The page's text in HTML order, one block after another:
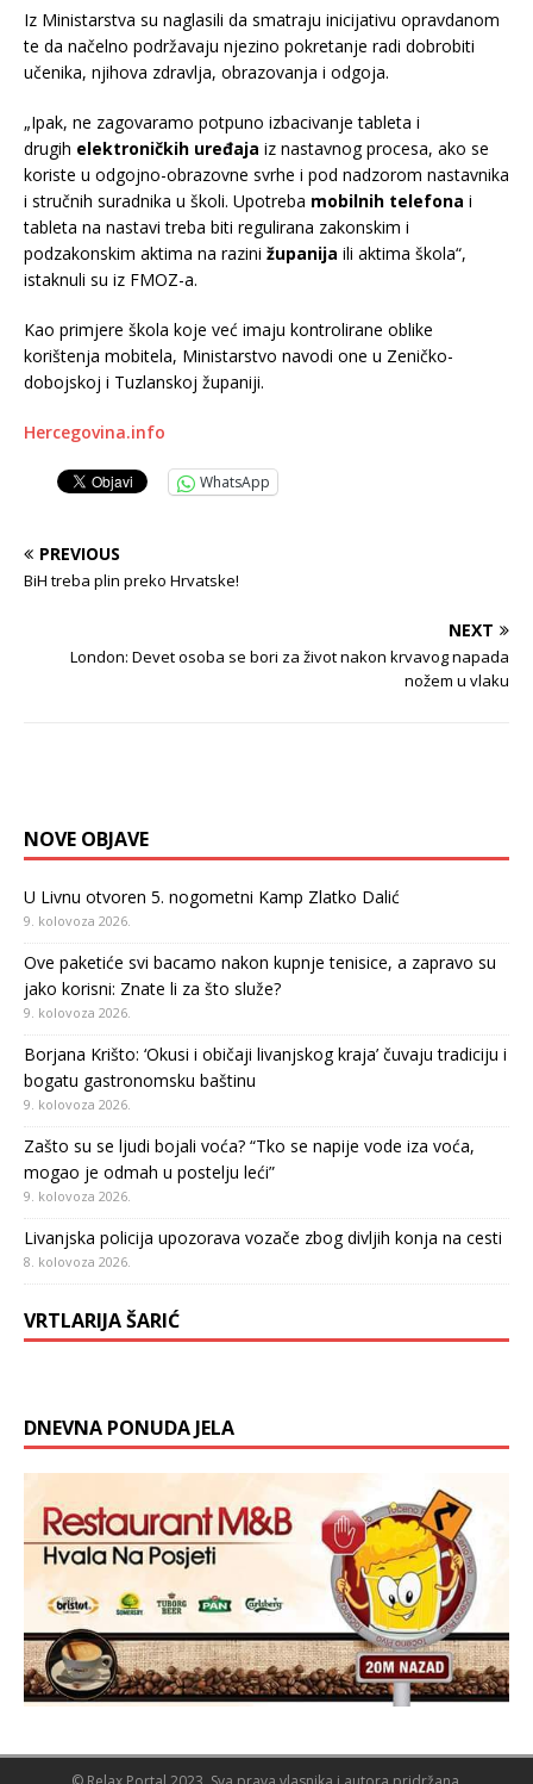
Iz Ministarstva su naglasili da smatraju inicijativu opravdanom
te da načelno podržavaju njezino pokretanje radi dobrobiti
učenika, njihova zdravlja, obrazovanja i odgoja.
„Ipak, ne zagovaramo potpuno izbacivanje tableta i
drugih elektroničkih uređaja iz nastavnog procesa, ako se
koriste u odgojno-obrazovne svrhe i pod nadzorom nastavnika
i stručnih suradnika u školi. Upotreba mobilnih telefona i
tableta na nastavi treba biti regulirana zakonskim i
podzakonskim aktima na razini županija ili aktima škola“,
istaknuli su iz FMOZ-a.
Kao primjere škola koje već imaju kontrolirane oblike
korištenja mobitela, Ministarstvo navodi one u Zeničko-
dobojskoj i Tuzlanskoj županiji.
Hercegovina.info
WhatsApp
PREVIOUS
BiH treba plin preko Hrvatske!
NEXT
London: Devet osoba se bori za život nakon krvavog napada
nožem u vlaku
NOVE OBJAVE
U Livnu otvoren 5. nogometni Kamp Zlatko Dalić
9. kolovoza 2026.
Ove paketiće svi bacamo nakon kupnje tenisice, a zapravo su
jako korisni: Znate li za što služe?
9. kolovoza 2026.
Borjana Krišto: ‘Okusi i običaji livanjskog kraja’ čuvaju tradiciju i
bogatu gastronomsku baštinu
9. kolovoza 2026.
Zašto su se ljudi bojali voća? “Tko se napije vode iza voća,
mogao je odmah u postelju leći”
9. kolovoza 2026.
Livanjska policija upozorava vozače zbog divljih konja na cesti
8. kolovoza 2026.
VRTLARIJA ŠARIĆ
DNEVNA PONUDA JELA